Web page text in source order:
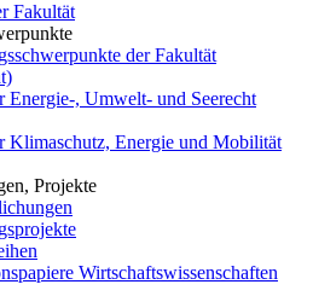
Fakultät
der Fakultät
Energie-, Umwelt- und Seerecht
Klimaschutz, Energie und Mobilität
Projekte
Wirtschaftswissenschaften